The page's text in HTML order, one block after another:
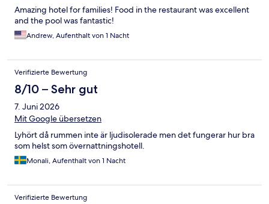
Amazing hotel for families! Food in the restaurant was excellent
and the pool was fantastic!
Andrew, Aufenthalt von 1 Nacht
Verifizierte Bewertung
8/10 – Sehr gut
7. Juni 2026
Mit Google übersetzen
Lyhört då rummen inte är ljudisolerade men det fungerar hur bra
som helst som övernattningshotell.
Monali, Aufenthalt von 1 Nacht
Verifizierte Bewertung